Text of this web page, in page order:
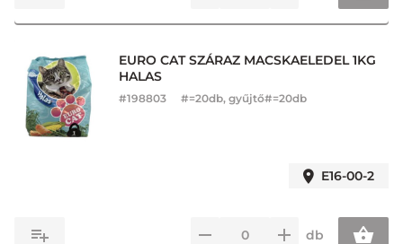
EURO CAT SZÁRAZ MACSKAELEDEL 1KG
HALAS
#198803 #=20db, gyűjtő#=20db
E16-00-2
db